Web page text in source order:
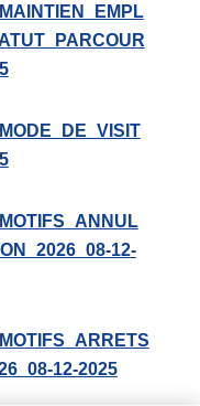
12-
12-2025